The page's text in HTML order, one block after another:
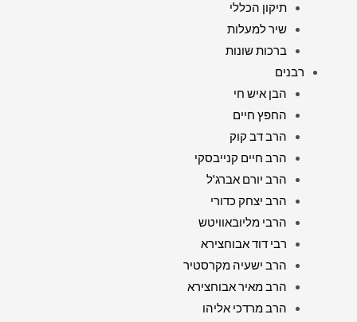
תיקון הכללי
שיר למעלות
ברכות שונות
רבנים
הבן איש חי
החפץ חיים
הרב דב קוק
הרב חיים קנייבסקי
הרב יורם אברג'ל
הרב יצחק כדורי
הרבי מליובאוויטש
רבי דוד אבוחצירא
הרב ישעיה מקרסטיר
הרב מאיר אבוחצירא
הרב מרדכי אליהו